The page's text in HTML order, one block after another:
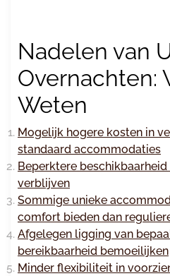
Nadelen van
Overnachten:
Weten
Mogelijk hogere kosten in
standaard accommodaties
Beperktere
verblijven
Sommige unieke
comfort bieden dan
Afgelegen ligging van
bereikbaarheid bemoeilijken
Minder flexibiliteit in